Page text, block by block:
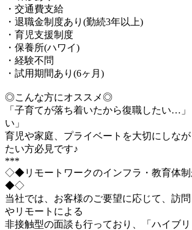
・交通費支給
・退職金制度あり(勤続3年以上)
・育児支援制度
・保養所(ハワイ)
・経験不問
・試用期間あり(6ヶ月)
◎こんな方にオススメ◎
「子育てが落ち着いたから復職したい…
い」
育児や家庭、プライベートを大切にしな
たい方必見です♪
***
◇◆リモートワークのインフラ・教育体制
◆◇
当社では、お客様のご要望に応じて、訪
やリモートによる
非接触型の面談も行っており、「ハイブ